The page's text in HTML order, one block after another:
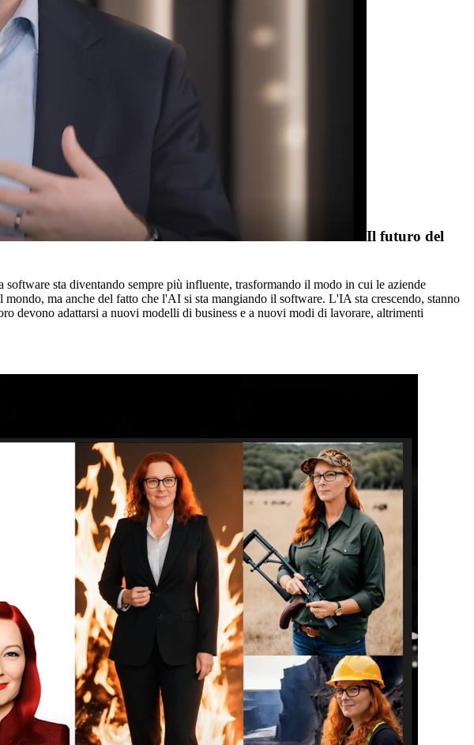
Il futuro del
sta diventando sempre più influente, trasformando il modo in cui le aziende
ma anche del fatto che l'AI si sta mangiando il software. L'IA sta crescendo, stanno
devono adattarsi a nuovi modelli di business e a nuovi modi di lavorare, altrimenti